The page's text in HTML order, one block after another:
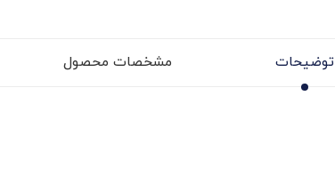
توضیحات مشخصات محصول